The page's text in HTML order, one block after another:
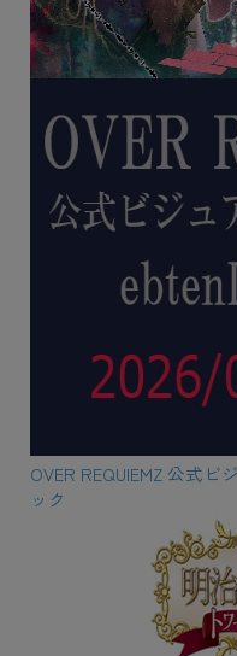
OVER REQUIEMZ 公式
ック